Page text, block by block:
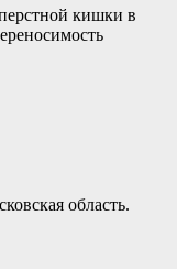
кишки в
область.